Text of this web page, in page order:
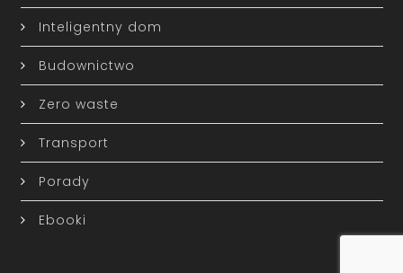
Inteligentny dom
Budownictwo
Zero waste
Transport
Porady
Ebooki